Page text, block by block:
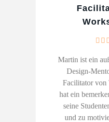
Martin ist ein
Design-
Facilitator von
hat ein
seine
und zu